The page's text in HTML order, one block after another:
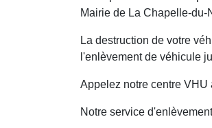
Mairie de La Chapelle-du-
La destruction de votre
l'enlèvement de véhicule
Appelez notre centre VHU
Notre service